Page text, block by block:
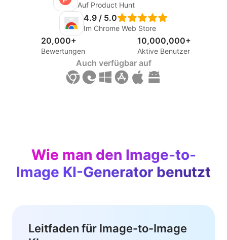
Auf Product Hunt
4.9 / 5.0
Im Chrome Web Store
20,000+
Bewertungen
10,000,000+
Aktive Benutzer
Auch verfügbar auf
Wie man den Image-to-
Image KI-Generator benutzt
Leitfaden für Image-to-Image